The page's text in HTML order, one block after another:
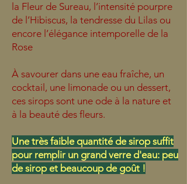
la Fleur de Sureau, l’intensité pourpre
de l’Hibiscus, la tendresse du Lilas ou
encore l’élégance intemporelle de la
Rose
À savourer dans une eau fraîche, un
cocktail, une limonade ou un dessert,
ces sirops sont une ode à la nature et
à la beauté des fleurs.
Une très faible quantité de sirop suffit
pour remplir un grand verre d'eau: peu
de sirop et beaucoup de goût !